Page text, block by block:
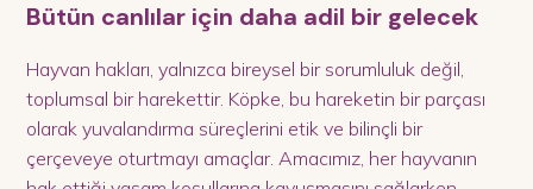
Bütün canlılar için daha adil bir gelecek
Hayvan hakları, yalnızca bireysel bir sorumluluk değil,
toplumsal bir harekettir. Köpke, bu hareketin bir parçası
olarak yuvalandırma süreçlerini etik ve bilinçli bir
çerçeveye oturtmayı amaçlar. Amacımız, her hayvanın